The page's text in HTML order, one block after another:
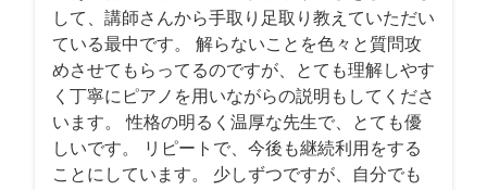
して、講師さんから手取り足取り教えていただい
ている最中です。 解らないことを色々と質問攻
めさせてもらってるのですが、とても理解しやす
く丁寧にピアノを用いながらの説明もしてくださ
います。 性格の明るく温厚な先生で、とても優
しいです。 リピートで、今後も継続利用をする
ことにしています。 少しずつですが、自分でも